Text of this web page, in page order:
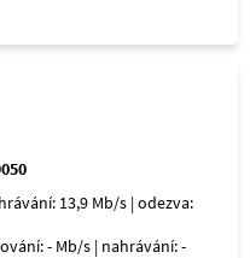
13,9 Mb/s | odezva:
- Mb/s | nahrávání: -